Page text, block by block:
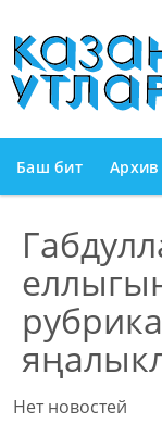
Баш бит Архив
Нет новостей